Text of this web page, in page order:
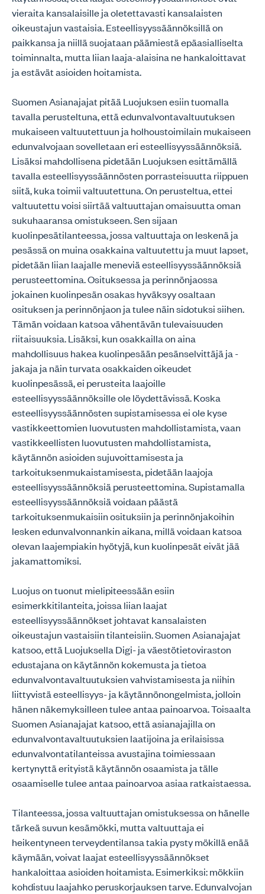
vieraita kansalaisille ja oletettavasti kansalaisten
oikeustajun vastaisia. Esteellisyyssäännöksillä on
paikkansa ja niillä suojataan päämiestä epäasialliselta
toiminnalta, mutta liian laaja-alaisina ne hankaloittavat
ja estävät asioiden hoitamista.
Suomen Asianajajat pitää Luojuksen esiin tuomalla
tavalla perusteltuna, että edunvalvontavaltuutuksen
mukaiseen valtuutettuun ja holhoustoimilain mukaiseen
edunvalvojaan sovelletaan eri esteellisyyssäännöksiä.
Lisäksi mahdollisena pidetään Luojuksen esittämällä
tavalla esteellisyyssäännösten porrasteisuutta riippuen
siitä, kuka toimii valtuutettuna. On perusteltua, ettei
valtuutettu voisi siirtää valtuuttajan omaisuutta oman
sukuhaaransa omistukseen. Sen sijaan
kuolinpesätilanteessa, jossa valtuuttaja on leskenä ja
pesässä on muina osakkaina valtuutettu ja muut lapset,
pidetään liian laajalle meneviä esteellisyyssäännöksiä
perusteettomina. Osituksessa ja perinnönjaossa
jokainen kuolinpesän osakas hyväksyy osaltaan
osituksen ja perinnönjaon ja tulee näin sidotuksi siihen.
Tämän voidaan katsoa vähentävän tulevaisuuden
riitaisuuksia. Lisäksi, kun osakkailla on aina
mahdollisuus hakea kuolinpesään pesänselvittäjä ja -
jakaja ja näin turvata osakkaiden oikeudet
kuolinpesässä, ei perusteita laajoille
esteellisyyssäännöksille ole löydettävissä. Koska
esteellisyyssäännösten supistamisessa ei ole kyse
vastikkeettomien luovutusten mahdollistamista, vaan
vastikkeellisten luovutusten mahdollistamista,
käytännön asioiden sujuvoittamisesta ja
tarkoituksenmukaistamisesta, pidetään laajoja
esteellisyyssäännöksiä perusteettomina. Supistamalla
esteellisyyssäännöksiä voidaan päästä
tarkoituksenmukaisiin osituksiin ja perinnönjakoihin
lesken edunvalvonnankin aikana, millä voidaan katsoa
olevan laajempiakin hyötyjä, kun kuolinpesät eivät jää
jakamattomiksi.
Luojus on tuonut mielipiteessään esiin
esimerkkitilanteita, joissa liian laajat
esteellisyyssäännökset johtavat kansalaisten
oikeustajun vastaisiin tilanteisiin. Suomen Asianajajat
katsoo, että Luojuksella Digi- ja väestötietoviraston
edustajana on käytännön kokemusta ja tietoa
edunvalvontavaltuutuksien vahvistamisesta ja niihin
liittyvistä esteellisyys- ja käytännönongelmista, jolloin
hänen näkemyksilleen tulee antaa painoarvoa. Toisaalta
Suomen Asianajajat katsoo, että asianajajilla on
edunvalvontavaltuutuksien laatijoina ja erilaisissa
edunvalvontatilanteissa avustajina toimiessaan
kertynyttä erityistä käytännön osaamista ja tälle
osaamiselle tulee antaa painoarvoa asiaa ratkaistaessa.
Tilanteessa, jossa valtuuttajan omistuksessa on hänelle
tärkeä suvun kesämökki, mutta valtuuttaja ei
heikentyneen terveydentilansa takia pysty mökillä enää
käymään, voivat laajat esteellisyyssäännökset
hankaloittaa asioiden hoitamista. Esimerkiksi: mökkiin
kohdistuu laajahko peruskorjauksen tarve. Edunvalvojan